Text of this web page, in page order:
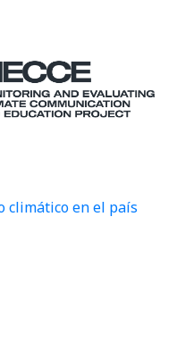
climático en el país